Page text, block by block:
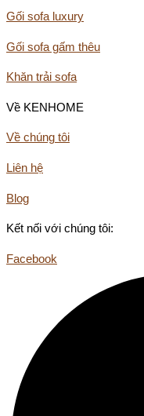
Gối sofa luxury
Gối sofa gấm thêu
Khăn trải sofa
Về KENHOME
Về chúng tôi
Liên hệ
Blog
Kết nối với chúng tôi:
Facebook